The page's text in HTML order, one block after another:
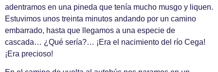
adentramos en una pineda que tenía mucho musgo y liquen.
Estuvimos unos treinta minutos andando por un camino
embarrado, hasta que llegamos a una especie de
cascada… ¿Qué sería?… ¡Era el nacimiento del río Cega!
¡Era precioso!